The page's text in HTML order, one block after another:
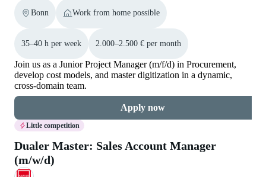
Bonn Work from home possible
35–40 h per week 2.000–2.500 € per month
Join us as a Junior Project Manager (m/f/d) in Procurement,
develop cost models, and master digitization in a dynamic,
cross-domain team.
Apply now
Little competition
Dualer Master: Sales Account Manager
(m/w/d)